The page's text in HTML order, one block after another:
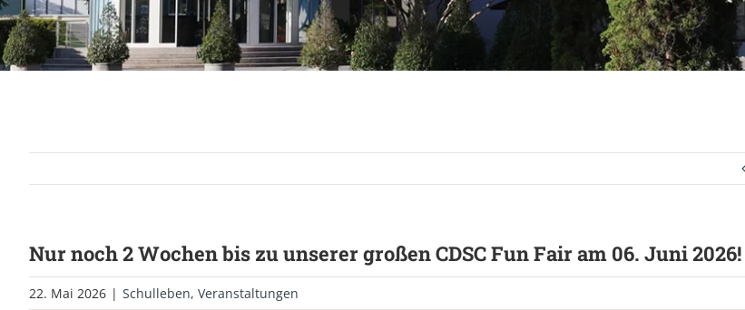
Nur noch 2 Wochen bis zu unserer großen CDSC Fun Fair am 06. Juni 2026!
22. Mai 2026 | Schulleben, Veranstaltungen